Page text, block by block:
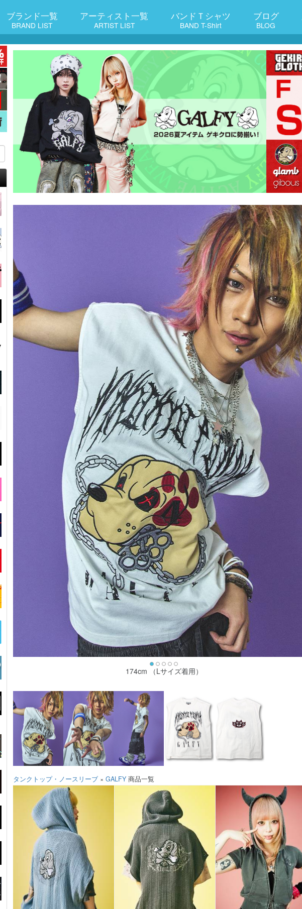
ブランド一覧
BRAND LIST
アーティスト一覧
ARTIST LIST
バンドＴシャツ
BAND T-Shirt
ブログ
BLOG
174cm （Lサイズ着用）
タンクトップ・ノースリーブ × GALFY 商品一覧